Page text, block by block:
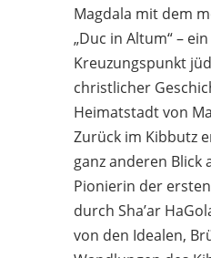
Magdala mit dem
„Duc in Altum“ –
Kreuzungspunkt
christlicher
Heimatstadt von
Zurück im Kibbutz
ganz anderen Blick
Pionierin der
durch Sha’ar
von den Idealen,